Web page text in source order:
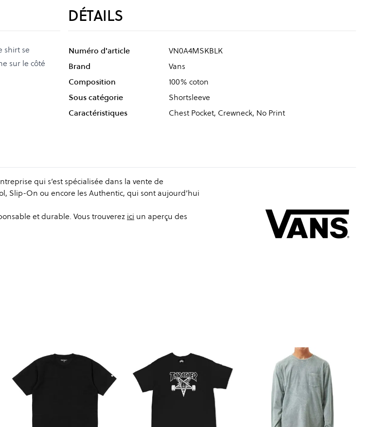
shirt se
sur le côté
DÉTAILS
Numéro d'article
VN0A4MSKBLK
Brand
Vans
Composition
100% coton
Sous catégorie
Shortsleeve
Caractéristiques
Chest Pocket, Crewneck, No Print
qui s’est spécialisée dans la vente de
Slip-On ou encore les Authentic, qui sont aujourd’hui
et durable. Vous trouverez ici un aperçu des